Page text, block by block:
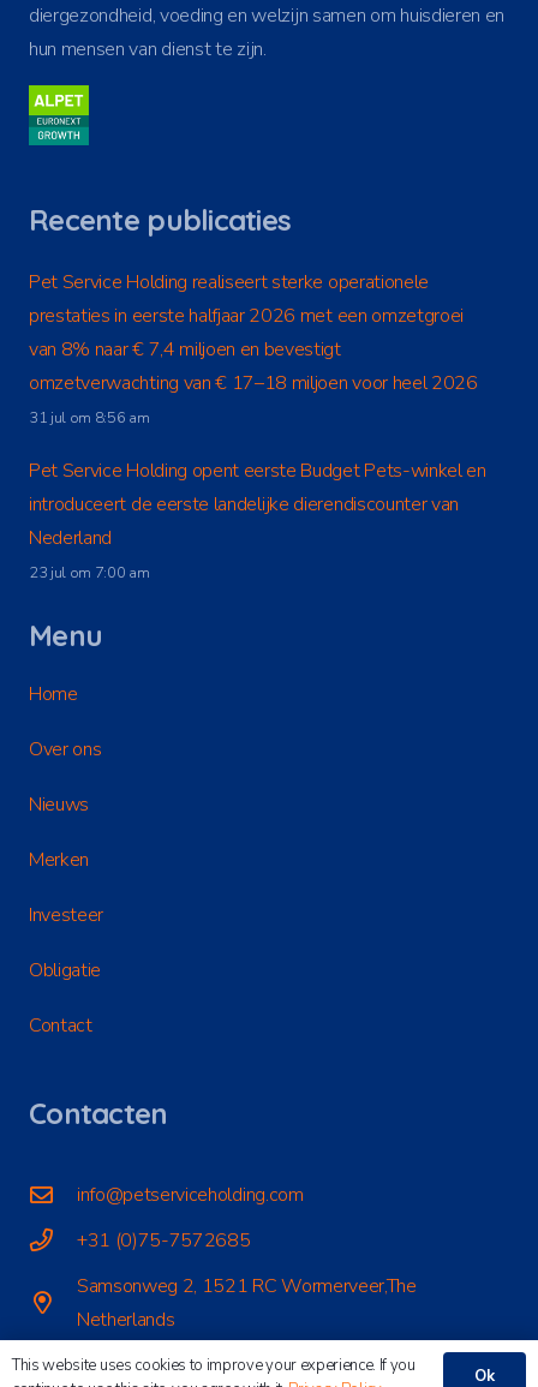
diergezondheid, voeding en welzijn samen om huisdieren en
hun mensen van dienst te zijn.
Recente publicaties
Pet Service Holding realiseert sterke operationele
prestaties in eerste halfjaar 2026 met een omzetgroei
van 8% naar € 7,4 miljoen en bevestigt
omzetverwachting van € 17–18 miljoen voor heel 2026
31 jul om 8:56 am
Pet Service Holding opent eerste Budget Pets-winkel en
introduceert de eerste landelijke dierendiscounter van
Nederland
23 jul om 7:00 am
Menu
Home
Over ons
Nieuws
Merken
Investeer
Obligatie
Contact
Contacten
info@petserviceholding.com
+31 (0)75-7572685
Samsonweg 2, 1521 RC Wormerveer,The
Netherlands
This website uses cookies to improve your experience. If you
Ok